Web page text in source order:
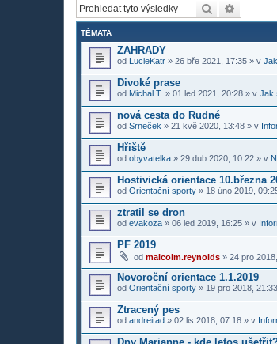
Hledat
TÉMATA
ZAHRADY
od LucieKatr » 26 bře 2021, 17:35 » v
Divoké prase
od Michal T. » 01 led 2021, 20:28 » v Jak
nová cesta do Rudné
od Srneček » 21 kvě 2020, 13:48 » v
Hřiště
od obyvatelka » 29 dub 2020, 10:22 » v
Hostivická orientace 10.března
od Orientační sporty » 18 úno 2019,
ztratil se dron
od evakoza » 06 led 2019, 16:25 » v
PF 2019
od malcolm.reynolds » 24 pro
Novoroční orientace 1.1.2019
od Orientační sporty » 19 pro 2018, 21:33
Ztracený pes
od andreitad » 02 lis 2018, 07:18 » v